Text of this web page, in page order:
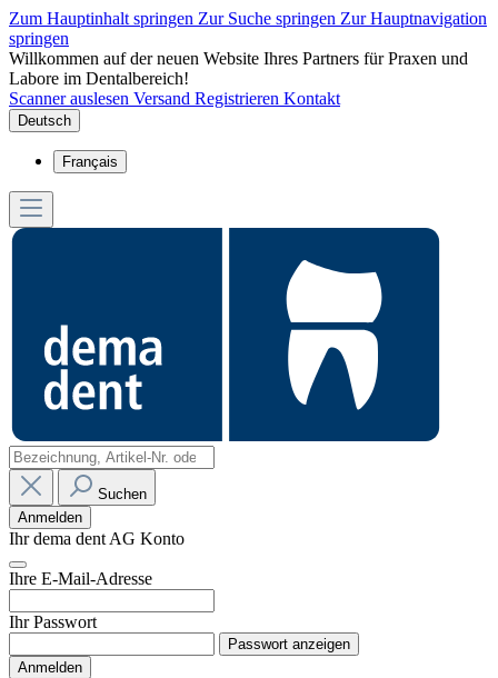
Zum Hauptinhalt springen Zur Suche springen Zur Hauptnavigation
springen
Willkommen auf der neuen Website Ihres Partners für Praxen und
Labore im Dentalbereich!
Scanner auslesen Versand Registrieren Kontakt
Deutsch
Français
Suchen
Anmelden
Ihr dema dent AG Konto
Ihre E-Mail-Adresse
Ihr Passwort
Passwort anzeigen
Anmelden